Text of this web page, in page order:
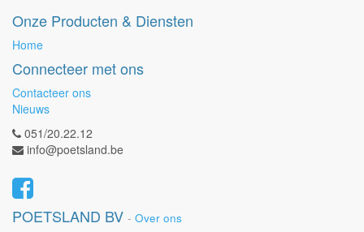
Onze Producten & Diensten
Home
Connecteer met ons
Contacteer ons
Nieuws
051/20.22.12
info@poetsland.be
POETSLAND BV - Over ons